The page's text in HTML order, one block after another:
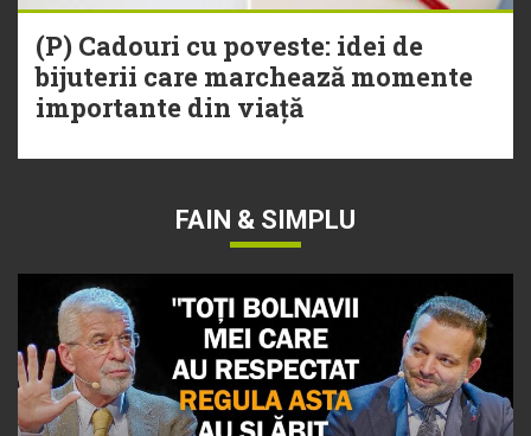
(P) Cadouri cu poveste: idei de
bijuterii care marchează momente
importante din viață
FAIN & SIMPLU